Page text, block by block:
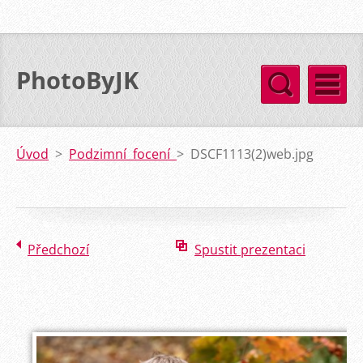
PhotoByJK
Úvod > Podzimní focení > DSCF1113(2)web.jpg
Předchozí Spustit prezentaci